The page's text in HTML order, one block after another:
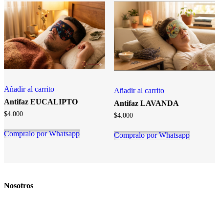
Añadir al carrito
Antifaz EUCALIPTO
$4.000
Compralo por Whatsapp
Añadir al carrito
Antifaz LAVANDA
$4.000
Compralo por Whatsapp
Nosotros